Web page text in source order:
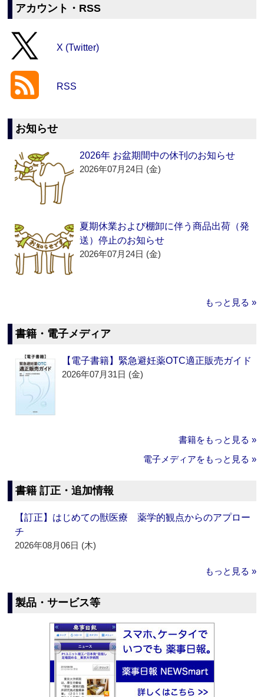
アカウント・RSS
X (Twitter)
RSS
お知らせ
2026年 お盆期間中の休刊のお知らせ
2026年07月24日 (金)
夏期休業および棚卸に伴う商品出荷（発
送）停止のお知らせ
2026年07月24日 (金)
もっと見る »
書籍・電子メディア
【電子書籍】緊急避妊薬OTC適正販売ガイド
2026年07月31日 (金)
書籍をもっと見る »
電子メディアをもっと見る »
書籍 訂正・追加情報
【訂正】はじめての獣医療 薬学的観点からのアプロー
チ
2026年08月06日 (木)
もっと見る »
製品・サービス等